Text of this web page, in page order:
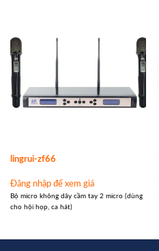
lingrui-zf66
Đăng nhập để xem giá
Bộ micro không dây cầm tay 2 micro (dùng
cho hội họp, ca hát)